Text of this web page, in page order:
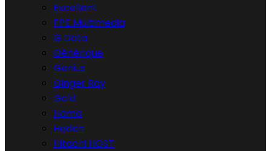
Excellent
FPE Multimedia
G Data
Générique
Genius
Ginger Ray
Gold
Hama
Heden
Hitachi HGST